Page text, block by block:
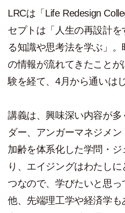
LRCは「Life Redesign
セプトは「人生の再設計
る知識や思考法を学ぶ」
の情報が流れてきたこと
験を経て、4月から通いは
講義は、興味深い内容が
ダー、アンガーマネジメン
加齢を体系化した学問・
り、エイジングはわたし
つなので、学びたいと思っ
他、先端理工学や経済学